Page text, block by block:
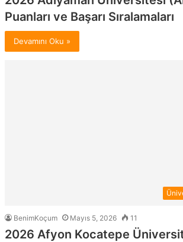
Puanları ve Başarı Sıralamaları
Devamını Oku »
BenimKoçum Mayıs 5, 2026 11
2026 Afyon Kocatepe